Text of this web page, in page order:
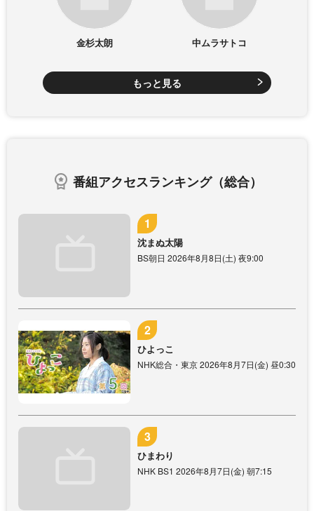
金杉太朗 中ムラサトコ
もっと見る
番組アクセスランキング（総合）
沈まぬ太陽
BS朝日 2026年8月8日(土) 夜9:00
ひよっこ
NHK総合・東京 2026年8月7日(金) 昼0:30
ひまわり
NHK BS1 2026年8月7日(金) 朝7:15